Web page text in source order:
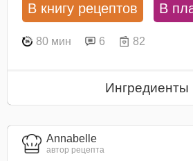
В книгу рецептов В
80 мин 6 82
Ингредиенты
Annabelle
автор рецепта